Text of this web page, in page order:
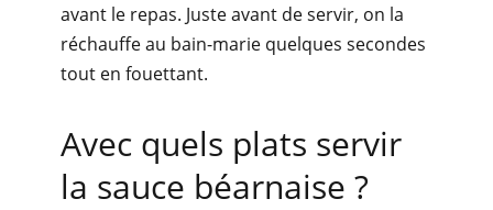
avant le repas. Juste avant de servir, on la
réchauffe au bain-marie quelques secondes
tout en fouettant.
Avec quels plats servir
la sauce béarnaise ?